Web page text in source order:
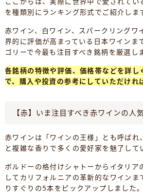
を種類別にランキング形式でご紹介しま
赤ワイン、白ワイン、スパークリングワ
界的に評価が高まっている日本ワインま
ゴリーで今最も注目すべき銘柄を厳選し
各銘柄の特徴や評価、価格帯などを詳し
で、購入や投資の参考にしていただけれ
【赤】いま注目すべき赤ワインの人
赤ワインは「ワインの王様」とも呼ばれ
と複雑な香りで多くの愛好家を魅了して
ボルドーの格付けシャトーからイタリア
してカリフォルニアの革新的なワインま
りすぐりの5本をピックアップしました。